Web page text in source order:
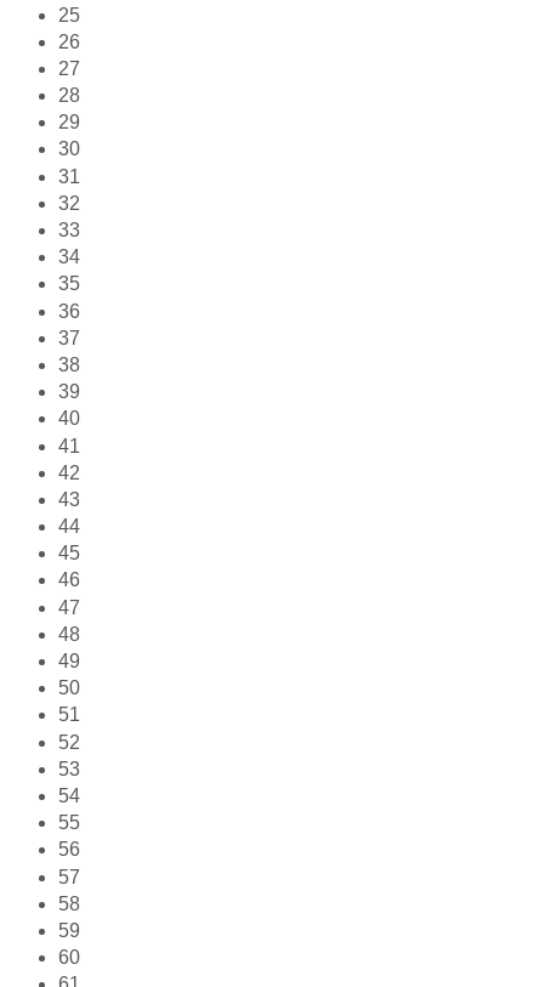
25
26
27
28
29
30
31
32
33
34
35
36
37
38
39
40
41
42
43
44
45
46
47
48
49
50
51
52
53
54
55
56
57
58
59
60